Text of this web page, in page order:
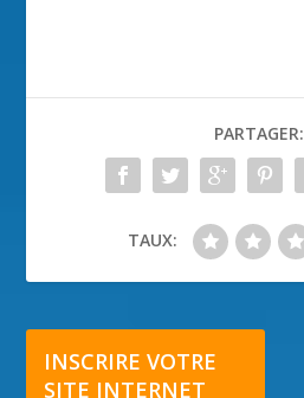
PARTAGER:
TAUX:
INSCRIRE VOTRE
SITE INTERNET